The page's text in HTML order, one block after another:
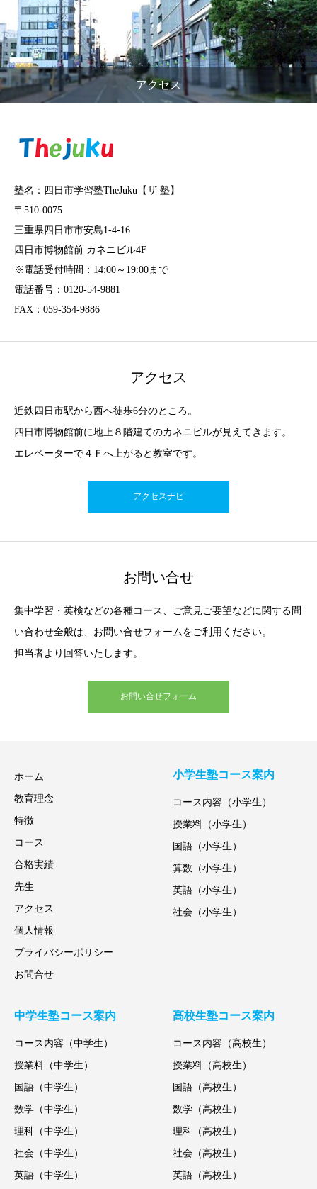
アクセス
塾名：四日市学習塾TheJuku【ザ 塾】
〒510-0075
三重県四日市市安島1-4-16
四日市博物館前 カネニビル4F
※電話受付時間：14:00～19:00まで
電話番号：0120-54-9881
FAX：059-354-9886
アクセス
近鉄四日市駅から西へ徒歩6分のところ。
四日市博物館前に地上８階建てのカネニビルが見えてきます。
エレベーターで４Ｆへ上がると教室です。
アクセスナビ
お問い合せ
集中学習・英検などの各種コース、ご意見ご要望などに関する問
い合わせ全般は、お問い合せフォームをご利用ください。
担当者より回答いたします。
お問い合せフォーム
ホーム
教育理念
特徴
コース
合格実績
先生
アクセス
個人情報
プライバシーポリシー
お問合せ
小学生塾コース案内
コース内容（小学生）
授業料（小学生）
国語（小学生）
算数（小学生）
英語（小学生）
社会（小学生）
中学生塾コース案内
コース内容（中学生）
授業料（中学生）
国語（中学生）
数学（中学生）
理科（中学生）
社会（中学生）
英語（中学生）
高校生塾コース案内
コース内容（高校生）
授業料（高校生）
国語（高校生）
数学（高校生）
理科（高校生）
社会（高校生）
英語（高校生）